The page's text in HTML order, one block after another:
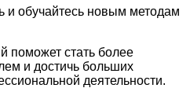
и обучайтесь новым методам
поможет стать более
и достичь больших
деятельности.